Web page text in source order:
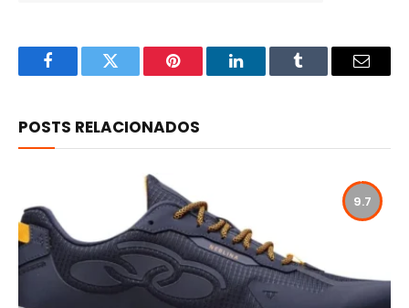
FacebookTwitter Pinterest LinkedInTumblr Email
POSTS RELACIONADOS
9.7